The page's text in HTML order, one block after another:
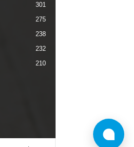
301
275
238
232
210